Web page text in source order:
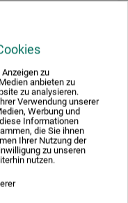
zu
anbieten zu
zu analysieren.
Verwendung unserer
Werbung und
Informationen
die Sie ihnen
Ihrer Nutzung der
zu unseren
nutzen.